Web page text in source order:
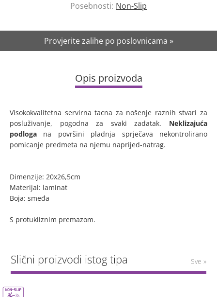
Posebnosti: Non-Slip
Provjerite zalihe po poslovnicama »
Opis proizvoda
Visokokvalitetna servirna tacna za nošenje raznih stvari za
posluživanje, pogodna za svaki zadatak. Neklizajuća
podloga na površini pladnja sprječava nekontrolirano
pomicanje predmeta na njemu naprijed-natrag.
Dimenzije: 20x26,5cm
Materijal: laminat
Boja: smeđa
S protukliznim premazom.
Slični proizvodi istog tipa Sve »